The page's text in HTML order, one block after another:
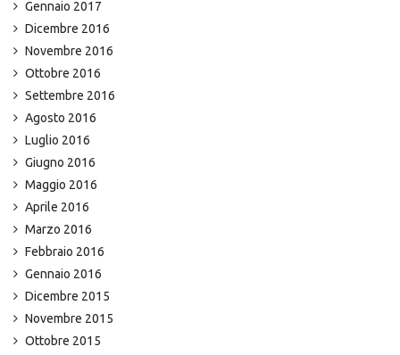
Gennaio 2017
Dicembre 2016
Novembre 2016
Ottobre 2016
Settembre 2016
Agosto 2016
Luglio 2016
Giugno 2016
Maggio 2016
Aprile 2016
Marzo 2016
Febbraio 2016
Gennaio 2016
Dicembre 2015
Novembre 2015
Ottobre 2015